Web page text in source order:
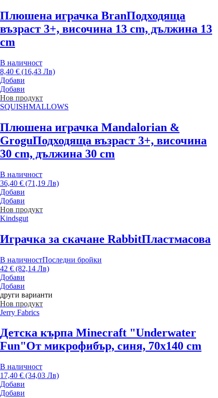
Плюшена играчка BranПодходяща
възраст 3+, височина 13 cm, дължина 13
cm
В наличност
8,40 € (16,43 Лв)
Добави
Добави
Нов продукт
SQUISHMALLOWS
Плюшена играчка Mandalorian &
GroguПодходяща възраст 3+, височина
30 cm, дължина 30 cm
В наличност
36,40 € (71,19 Лв)
Добави
Добави
Нов продукт
Kindsgut
Играчка за скачане RabbitПластмасова
В наличностПоследни бройки
42 € (82,14 Лв)
Добави
Добави
други варианти
Нов продукт
Jerry Fabrics
Детска кърпа Minecraft "Underwater
Fun"От микрофибър, синя, 70x140 cm
В наличност
17,40 € (34,03 Лв)
Добави
Добави